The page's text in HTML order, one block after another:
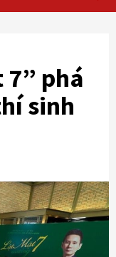
7” phá
sinh